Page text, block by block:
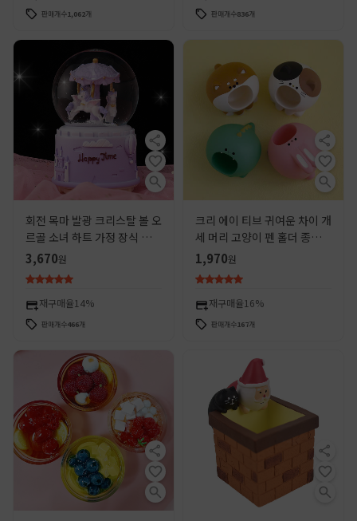
판매개수1,062개 판매개수836개
회전 목마 발광 크리스탈 볼 오
르골 소녀 하트 가정 장식 뮤직
박스 어린이 생일 선물 도매
3,670원
재구매율 14%
판매개수466개
크리 에이 티브 귀여운 차이 개
세 머리 고양이 펜 홀더 종이
클립 보관 사무실 문구 작은 장
식품 ZAKKA 식료품 점
1,970원
재구매율 16%
판매개수167개